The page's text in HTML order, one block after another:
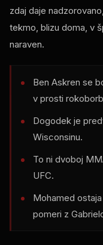
zdaj daje
tekmo, blizu doma, v
naraven.
Ben Askren se
v prosti
Dogodek je
Wisconsinu.
To ni dvoboj
UFC.
Mohamed
pomeri z